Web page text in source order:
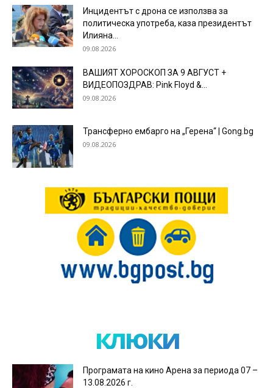
Инцидентът с дрона се използва за
политическа употреба, каза президентът
Илияна...
09.08.2026
ВАШИЯТ ХОРОСКОП ЗА 9 АВГУСТ +
ВИДЕОПОЗДРАВ: Pink Floyd &...
09.08.2026
Трансферно ембарго на „Герена“ | Gong.bg
09.08.2026
клюки
Програмата на кино Арена за периода 07 –
13.08.2026 г.